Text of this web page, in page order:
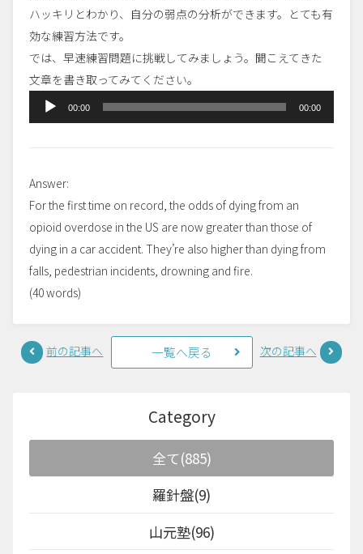
ハッキリとわかり、自分の弱点の分析ができます。とても有
効な練習方法です。
では、早速練習問題に挑戦してみましょう。聞こえてきた
文章を書き取ってみてください。
声
ー
ヤ
ー
00:00 00:00
Answer:
For the first time on record, the odds of dying from an
opioid overdose in the US are now greater than those of
dying in a car accident. They’re also higher than dying from
falls, pedestrian incidents, drowning and fire.
(40 words)
前の記事へ 一覧へ戻る 次の記事へ
Category
全て(885)
羅針盤(9)
山元塾(96)